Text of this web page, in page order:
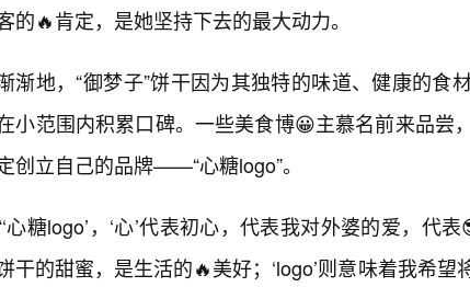
的🔥肯定，是她坚持下去的最大动力。
渐地，“御梦子”饼干因为其独特的味道、健康的食
小范围内积累口碑。一些美食博😀主慕名前来品尝
创立自己的品牌——“心糖logo”。
心糖logo’，‘心’代表初心，代表我对外婆的爱，代
干的甜蜜，是生活的🔥美好；‘logo’则意味着我希